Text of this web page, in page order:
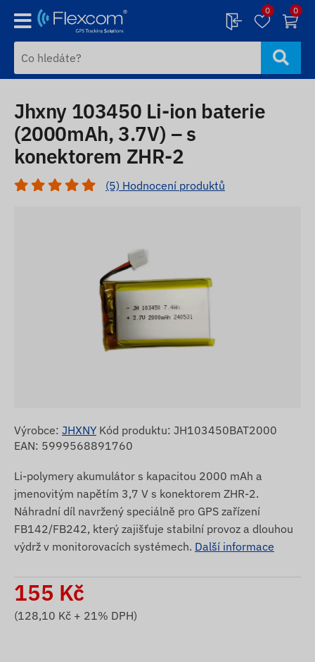
0 0
Jhxny 103450 Li-ion baterie
(2000mAh, 3.7V) – s
konektorem ZHR-2
(5) Hodnocení produktů
Výrobce: JHXNY Kód produktu: JH103450BAT2000
EAN: 5999568891760
Li-polymery akumulátor s kapacitou 2000 mAh a
jmenovitým napětím 3,7 V s konektorem ZHR-2.
Náhradní díl navržený speciálně pro GPS zařízení
FB142/FB242, který zajišťuje stabilní provoz a dlouhou
výdrž v monitorovacích systémech. Další informace
155 Kč
(128,10 Kč + 21% DPH)